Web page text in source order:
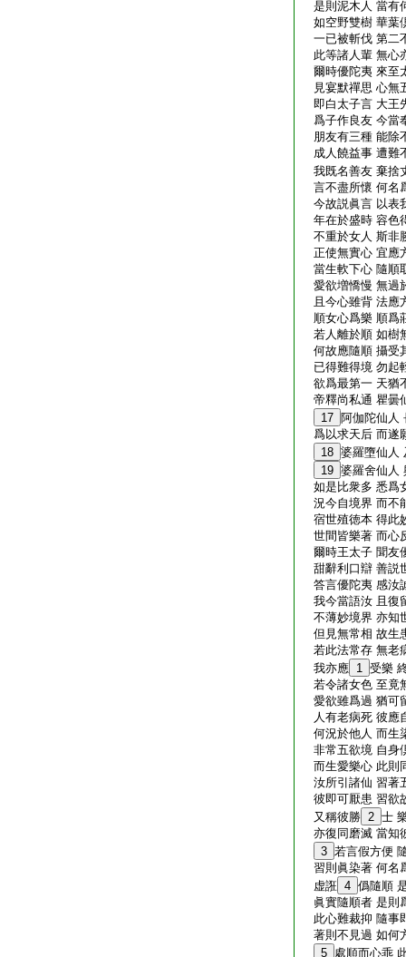
是則泥木人 當有
如空野雙樹 華葉
一已被斬伐 第二
此等諸人輩 無心
爾時優陀夷 來至
見宴默禪思 心無
即白太子言 大王
爲子作良友 今當
朋友有三種 能除
成人饒益事 遭難
我既名善友 棄捨
言不盡所懷 何名
今故説眞言 以表
年在於盛時 容色
不重於女人 斯非
正使無實心 宜應
當生軟下心 隨順
愛欲増憍慢 無過
且今心雖背 法應
順女心爲樂 順爲
若人離於順 如樹
何故應隨順 攝受
已得難得境 勿起
欲爲最第一 天猶
帝釋尚私通 瞿曇
17 阿伽陀仙人
爲以求天后 而遂
18 婆羅墮仙人
19 婆羅舍仙人
如是比衆多 悉爲
況今自境界 而不
宿世殖徳本 得此
世間皆樂著 而心
爾時王太子 聞友
甜辭利口辯 善説
答言優陀夷 感汝
我今當語汝 且復
不薄妙境界 亦知
但見無常相 故生
若此法常存 無老
我亦應 1 受樂
若令諸女色 至竟
愛欲雖爲過 猶可
人有老病死 彼應
何況於他人 而生
非常五欲境 自身
而生愛樂心 此則
汝所引諸仙 習著
彼即可厭患 習欲
又稱彼勝 2 士
亦復同磨滅 當知
3 若言假方便
習則眞染著 何名
虚誑 4 僞隨順
眞實隨順者 是則
此心難裁抑 隨事
著則不見過 如何
5 處順而心乖